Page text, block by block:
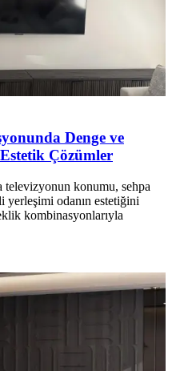
Denge ve
Çözümler
televizyonun konumu, sehpa
odanın estetiğini
kombinasyonlarıyla